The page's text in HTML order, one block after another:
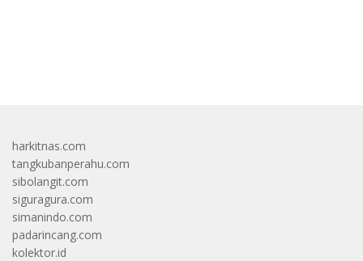
harkitnas.com
tangkubanperahu.com
sibolangit.com
siguragura.com
simanindo.com
padarincang.com
kolektor.id